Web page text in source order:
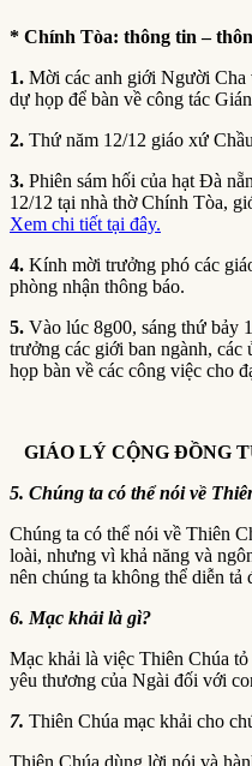
* Chính Tòa: thông tin –
1. Mời các anh giới Người Cha
dự họp để bàn về công tác
2. Thứ năm 12/12 giáo xứ
3. Phiên sám hối của hạt Đà
12/12 tại nhà thờ Chính Tòa,
Xem chi tiết tại đây.
4. Kính mời trưởng phó các
phòng nhận thông báo.
5. Vào lúc 8g00, sáng thứ bảy
trưởng các giới ban ngành,
họp bàn về các công việc cho
GIÁO LÝ CỘNG ĐỒNG
5. Chúng ta có thể nói về
Chúng ta có thể nói về Thiên
loài, nhưng vì khả năng và
nên chúng ta không thể diễn tả
6. Mạc khải là gì?
Mạc khải là việc Thiên Chúa
yêu thương của Ngài đối với
7. Thiên Chúa mạc khải cho